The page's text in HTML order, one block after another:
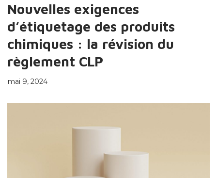
Nouvelles exigences
d’étiquetage des produits
chimiques : la révision du
règlement CLP
mai 9, 2024